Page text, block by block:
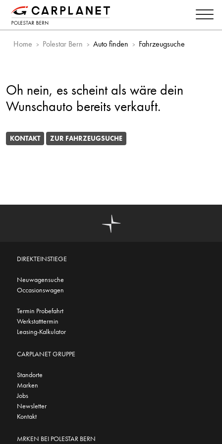
Home Polestar Bern Auto finden Fahrzeugsuche
Oh nein, es scheint als wäre dein
Wunschauto bereits verkauft.
KONTAKT ZUR FAHRZEUGSUCHE
DIREKTEINSTIEGE
Neuwagensuche
Occasionswagen
Termin Probefahrt
Werkstatttermin
Leasing-Kalkulator
CARPLANET GRUPPE
Standorte
Marken
Jobs
Newsletter
Kontakt
MRKEN BEI POLESTAR BERN